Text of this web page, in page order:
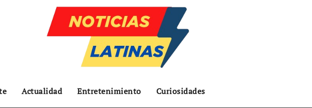
Actualidad Entretenimiento Curiosidades